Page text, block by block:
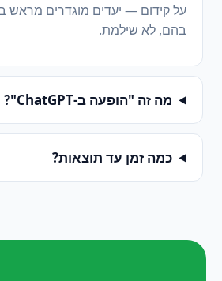
על קידום — יעדים מוגדרים מראש
בהם, לא שילמת.
מה זה "הופעה ב-ChatGPT"?
כמה זמן עד תוצאות?